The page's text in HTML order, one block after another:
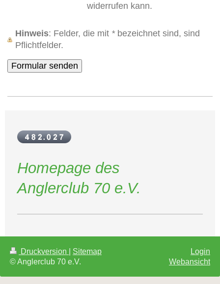
widerrufen kann.
Hinweis : Felder, die mit *bezeichnet sind, sind
Pflichtfelder.
Homepage des
Anglerclub 70 e.V.
Druckversion
Sitemap
© Anglerclub 70 e.V.
Login
Webansicht